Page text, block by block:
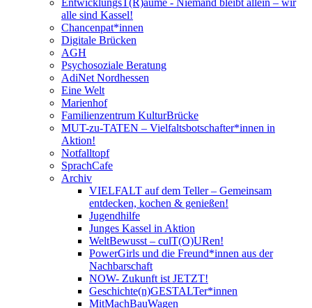
EntwicklungsT(R)äume - Niemand bleibt allein – wir
alle sind Kassel!
Chancenpat*innen
Digitale Brücken
AGH
Psychosoziale Beratung
AdiNet Nordhessen
Eine Welt
Marienhof
Familienzentrum KulturBrücke
MUT-zu-TATEN – Vielfaltsbotschafter*innen in
Aktion!
Notfalltopf
SprachCafe
Archiv
VIELFALT auf dem Teller – Gemeinsam
entdecken, kochen & genießen!
Jugendhilfe
Junges Kassel in Aktion
WeltBewusst – culT(O)URen!
PowerGirls und die Freund*innen aus der
Nachbarschaft
NOW- Zukunft ist JETZT!
Geschichte(n)GESTALTer*innen
MitMachBauWagen